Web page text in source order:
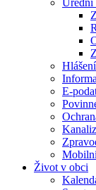
Úřední
E-
Život v obci